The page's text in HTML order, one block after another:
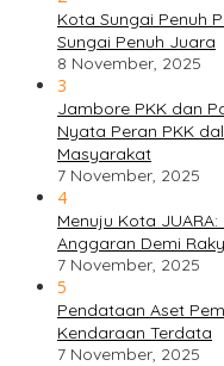
Kota Sungai Penuh
Sungai Penuh Juara
8 November, 2025
3
Jambore PKK dan
Nyata Peran PKK
Masyarakat
7 November, 2025
4
Menuju Kota
Anggaran Demi
7 November, 2025
5
Pendataan Aset
Kendaraan Terdata
7 November, 2025